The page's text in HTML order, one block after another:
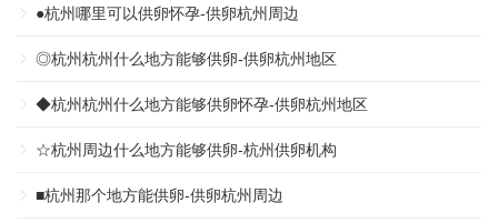
●杭州哪里可以供卵怀孕-供卵杭州周边
◎杭州杭州什么地方能够供卵-供卵杭州地区
◆杭州杭州什么地方能够供卵怀孕-供卵杭州地区
☆杭州周边什么地方能够供卵-杭州供卵机构
■杭州那个地方能供卵-供卵杭州周边